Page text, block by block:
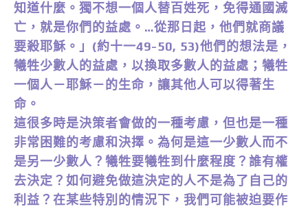
知道什麼。獨不想一個人替百姓死，免得通國滅
亡，就是你們的益處。…從那日起，他們就商議
要殺耶穌。」(約十一49-50, 53)他們的想法是，
犧牲少數人的益處，以換取多數人的益處；犧牲
一個人－耶穌－的生命，讓其他人可以得著生
命。
這很多時是決策者會做的一種考慮，但也是一種
非常困難的考慮和決擇。為何是這一少數人而不
是另一少數人？犧牲要犧牲到什麼程度？誰有權
去決定？如何避免做這決定的人不是為了自己的
利益？在某些特別的情況下，我們可能被迫要作